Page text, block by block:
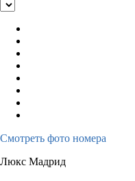
Смотреть фото номера
Люкс Мадрид